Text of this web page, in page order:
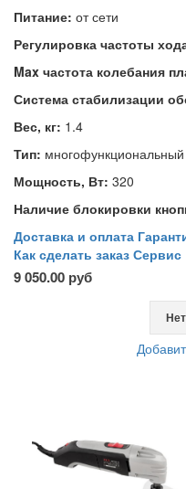
Питание: от сети
Регулировка частоты
Max частота колебания
Система стабилизации
Вес, кг: 1.4
Тип: многофункциональный
Мощность, Вт: 320
Наличие блокировки
Доставка и оплата
Как сделать заказ Сервис
9 050.00 руб